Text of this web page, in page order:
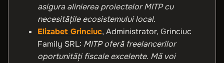
asigura alinierea proiectelor MITP cu
necesitățile ecosistemului local.
Elizabet Grinciuc, Administrator, Grinciuc
Family SRL: MITP oferă freelancerilor
oportunități fiscale excelente. Mă voi